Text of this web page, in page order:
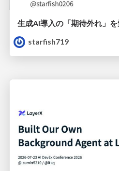
starfish719